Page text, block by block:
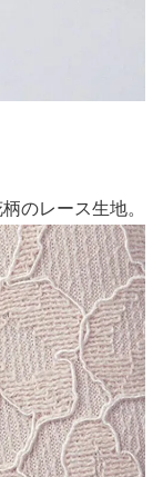
のレース生地。